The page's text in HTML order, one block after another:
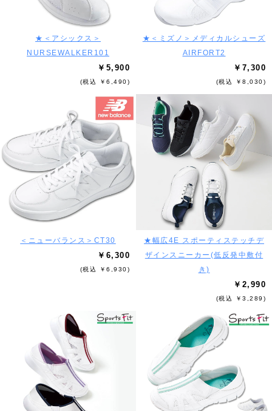
★＜アシックス＞
NURSEWALKER101
￥5,900
(税込 ￥6,490)
★＜ミズノ＞メディカルシューズ
AIRFORT2
￥7,300
(税込 ￥8,030)
＜ニューバランス＞CT30
￥6,300
(税込 ￥6,930)
★幅広4E スポーティステッチデ
ザインスニーカー(低反発中敷付
き)
￥2,990
(税込 ￥3,289)